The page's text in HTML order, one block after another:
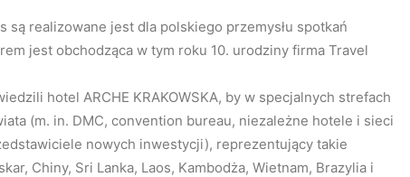
są realizowane jest dla polskiego przemysłu spotkań
jest obchodząca w tym roku 10. urodziny firma Travel
hotel ARCHE KRAKOWSKA, by w specjalnych strefach
(m. in. DMC, convention bureau, niezależne hotele i sieci
nowych inwestycji), reprezentujący takie
Chiny, Sri Lanka, Laos, Kambodża, Wietnam, Brazylia i